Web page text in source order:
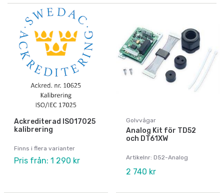
Ackrediterad ISO17025
kalibrering
Finns i flera varianter
Pris från: 1 290 kr
Golvvågar
Analog Kit för TD52
och DT61XW
Artikelnr: D52-Analog
2 740 kr